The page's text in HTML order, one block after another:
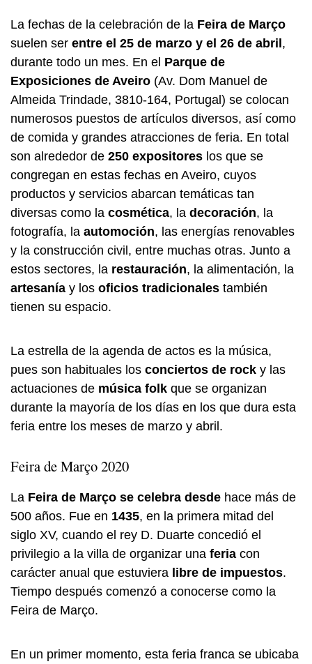
La fechas de la celebración de la Feira de Março
suelen ser entre el 25 de marzo y el 26 de abril ,
durante todo un mes. En el Parque de
Exposiciones de Aveiro (Av. Dom Manuel de
Almeida Trindade, 3810-164, Portugal) se colocan
numerosos puestos de artículos diversos, así como
de comida y grandes atracciones de feria. En total
son alrededor de 250 expositores los que se
congregan en estas fechas en Aveiro, cuyos
productos y servicios abarcan temáticas tan
diversas como la cosmética, la decoración, la
fotografía, la automoción, las energías renovables
y la construcción civil, entre muchas otras. Junto a
estos sectores, la restauración, la alimentación, la
artesanía y los oficios tradicionales también
tienen su espacio.
La estrella de la agenda de actos es la música,
pues son habituales los conciertos de rock y las
actuaciones de música folk que se organizan
durante la mayoría de los días en los que dura esta
feria entre los meses de marzo y abril.
Feira de Março 2020
La Feira de Março se celebra desde hace más de
500 años. Fue en 1435, en la primera mitad del
siglo XV, cuando el rey D. Duarte concedió el
privilegio a la villa de organizar una feria con
carácter anual que estuviera libre de impuestos.
Tiempo después comenzó a conocerse como la
Feira de Março.
En un primer momento, esta feria franca se ubicaba